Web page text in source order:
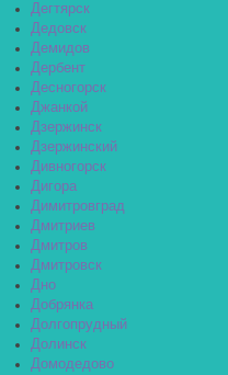
Дегтярск
Дедовск
Демидов
Дербент
Десногорск
Джанкой
Дзержинск
Дзержинский
Дивногорск
Дигора
Димитровград
Дмитриев
Дмитров
Дмитровск
Дно
Добрянка
Долгопрудный
Долинск
Домодедово